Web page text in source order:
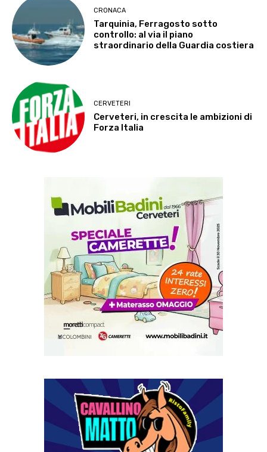
CRONACA
Tarquinia, Ferragosto sotto
controllo: al via il piano
straordinario della Guardia costiera
CERVETERI
Cerveteri, in crescita le ambizioni di
Forza Italia